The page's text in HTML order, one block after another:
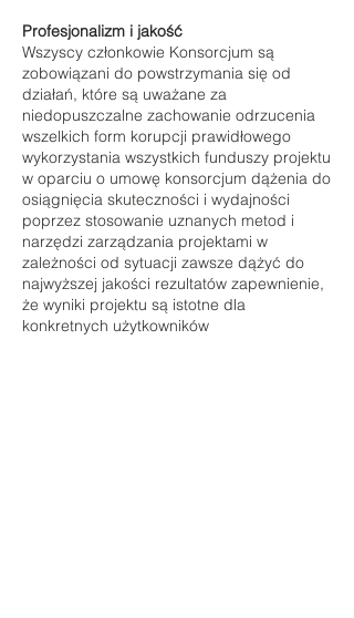
Profesjonalizm i jakość
Wszyscy członkowie Konsorcjum są
zobowiązani do powstrzymania się od
działań, które są uważane za
niedopuszczalne zachowanie odrzucenia
wszelkich form korupcji prawidłowego
wykorzystania wszystkich funduszy projektu
w oparciu o umowę konsorcjum dążenia do
osiągnięcia skuteczności i wydajności
poprzez stosowanie uznanych metod i
narzędzi zarządzania projektami w
zależności od sytuacji zawsze dążyć do
najwyższej jakości rezultatów zapewnienie,
że wyniki projektu są istotne dla
konkretnych użytkowników